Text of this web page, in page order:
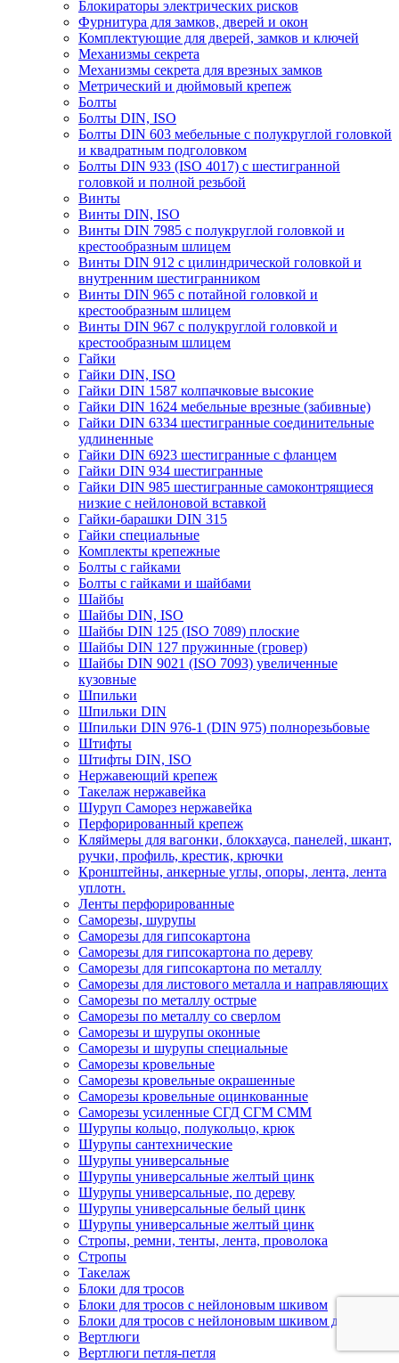
Блокираторы электрических рисков
Фурнитура для замков, дверей и окон
Комплектующие для дверей, замков и ключей
Механизмы секрета
Механизмы секрета для врезных замков
Метрический и дюймовый крепеж
Болты
Болты DIN, ISO
Болты DIN 603 мебельные с полукруглой головкой
и квадратным подголовком
Болты DIN 933 (ISO 4017) с шестигранной
головкой и полной резьбой
Винты
Винты DIN, ISO
Винты DIN 7985 с полукруглой головкой и
крестообразным шлицем
Винты DIN 912 с цилиндрической головкой и
внутренним шестигранником
Винты DIN 965 с потайной головкой и
крестообразным шлицем
Винты DIN 967 с полукруглой головкой и
крестообразным шлицем
Гайки
Гайки DIN, ISO
Гайки DIN 1587 колпачковые высокие
Гайки DIN 1624 мебельные врезные (забивные)
Гайки DIN 6334 шестигранные соединительные
удлиненные
Гайки DIN 6923 шестигранные с фланцем
Гайки DIN 934 шестигранные
Гайки DIN 985 шестигранные самоконтрящиеся
низкие с нейлоновой вставкой
Гайки-барашки DIN 315
Гайки специальные
Комплекты крепежные
Болты с гайками
Болты с гайками и шайбами
Шайбы
Шайбы DIN, ISO
Шайбы DIN 125 (ISO 7089) плоские
Шайбы DIN 127 пружинные (гровер)
Шайбы DIN 9021 (ISO 7093) увеличенные
кузовные
Шпильки
Шпильки DIN
Шпильки DIN 976-1 (DIN 975) полнорезьбовые
Штифты
Штифты DIN, ISO
Нержавеющий крепеж
Такелаж нержавейка
Шуруп Саморез нержавейка
Перфорированный крепеж
Кляймеры для вагонки, блокхауса, панелей, шкант,
ручки, профиль, крестик, крючки
Кронштейны, анкерные углы, опоры, лента, лента
уплотн.
Ленты перфорированные
Саморезы, шурупы
Саморезы для гипсокартона
Саморезы для гипсокартона по дереву
Саморезы для гипсокартона по металлу
Саморезы для листового металла и направляющих
Саморезы по металлу острые
Саморезы по металлу со сверлом
Саморезы и шурупы оконные
Саморезы и шурупы специальные
Саморезы кровельные
Саморезы кровельные окрашенные
Саморезы кровельные оцинкованные
Саморезы усиленные СГД СГМ СММ
Шурупы кольцо, полукольцо, крюк
Шурупы сантехнические
Шурупы универсальные
Шурупы универсальные желтый цинк
Шурупы универсальные, по дереву
Шурупы универсальные белый цинк
Шурупы универсальные желтый цинк
Стропы, ремни, тенты, лента, проволока
Стропы
Такелаж
Блоки для тросов
Блоки для тросов с нейлоновым шкивом
Блоки для тросов с нейлоновым шкивом двойные
Вертлюги
Вертлюги петля-петля